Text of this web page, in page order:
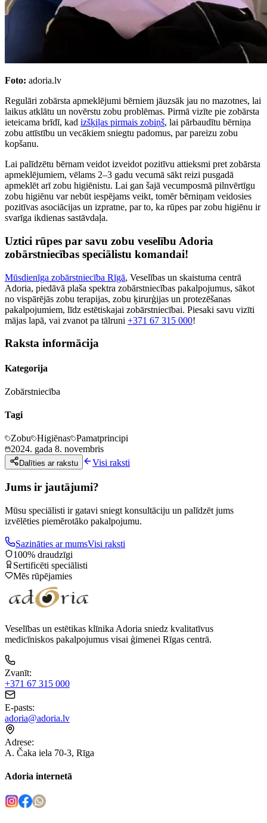
Foto: adoria.lv
Regulāri zobārsta apmeklējumi bērniem jāuzsāk jau no mazotnes, lai
laikus atklātu un novērstu zobu problēmas. Pirmā vizīte pie zobārsta
ieteicama brīdī, kad izšķiļas pirmais zobiņš, lai pārbaudītu bērniņa
zobu attīstību un vecākiem sniegtu padomus, par pareizu zobu
kopšanu.
Lai palīdzētu bērnam veidot izveidot pozitīvu attieksmi pret zobārsta
apmeklējumiem, vēlams 2–3 gadu vecumā sākt reizi pusgadā
apmeklēt arī zobu higiēnistu. Lai gan šajā vecumposmā pilnvērtīgu
zobu higiēnu var nebūt iespējams veikt, tomēr bērniņam veidosies
pozitīvas asociācijas un izpratne, par to, ka rūpes par zobu higiēnu ir
svarīga ikdienas sastāvdaļa.
Uztici rūpes par savu zobu veselību Adoria
zobārstniecības speciālistu komandai!
Mūsdienīga zobārstniecība Rīgā, Veselības un skaistuma centrā
Adoria, piedāvā plaša spektra zobārstniecības pakalpojumus, sākot
no vispārējās zobu terapijas, zobu ķirurģijas un protezēšanas
pakalpojumiem, līdz estētiskajai zobārstniecībai. Piesaki savu vizīti
mājas lapā, vai zvanot pa tālruni +371 67 315 000!
Raksta informācija
Kategorija
Zobārstniecība
Tagi
Zobu Higiēnas Pamatprincipi
2024. gada 8. novembris
Dalīties ar rakstu Visi raksti
Jums ir jautājumi?
Mūsu speciālisti ir gatavi sniegt konsultāciju un palīdzēt jums
izvēlēties piemērotāko pakalpojumu.
Sazināties ar mumsVisi raksti
100% draudzīgi
Sertificēti speciālisti
Mēs rūpējamies
Veselības un estētikas klīnika Adoria sniedz kvalitatīvus
medicīniskos pakalpojumus visai ģimenei Rīgas centrā.
Zvanīt:
+371 67 315 000
E-pasts:
adoria@adoria.lv
Adrese:
A. Čaka iela 70-3, Rīga
Adoria internetā